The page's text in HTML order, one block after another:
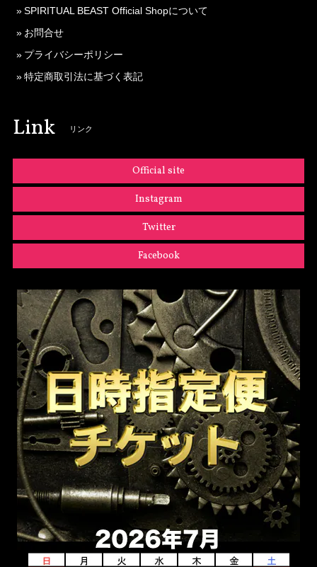
SPIRITUAL BEAST Official Shopについて
お問合せ
プライバシーポリシー
特定商取引法に基づく表記
Link リンク
Official site
Instagram
Twitter
Facebook